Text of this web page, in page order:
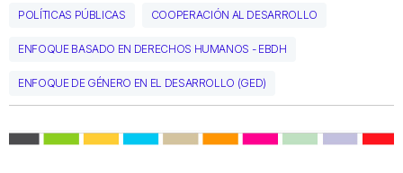
POLÍTICAS PÚBLICAS COOPERACIÓN AL DESARROLLO
ENFOQUE BASADO EN DERECHOS HUMANOS - EBDH
ENFOQUE DE GÉNERO EN EL DESARROLLO (GED)